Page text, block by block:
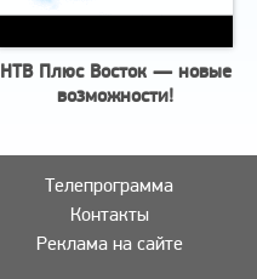
НТВ Плюс Восток — новые
возможности!
Телепрограмма
Контакты
Реклама на сайте